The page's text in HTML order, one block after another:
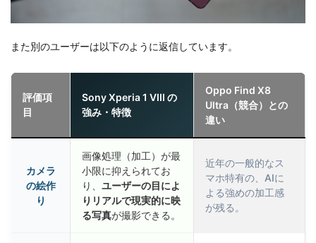
また別のユーザーは以下のように返信しています。
評価項
目
Sony Xperia 1 VIII の
強み・特徴
Oppo Find X8
Ultra（競合）との
違い
カメラ
の絵作
り
画像処理（加工）が最
小限に抑えられてお
り、 ユーザーの目によ
りリアルで現実的に映
る写真が撮影できる。
近年の一般的なス
マホ特有の、AIに
よる強めの加工感
が残る。